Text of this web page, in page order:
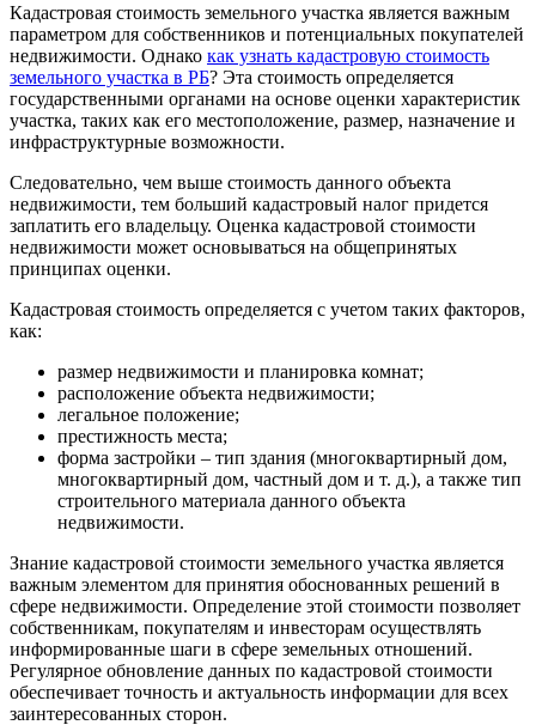
Кадастровая стоимость земельного участка является важным
параметром для собственников и потенциальных покупателей
недвижимости. Однако как узнать кадастровую стоимость
земельного участка в РБ? Эта стоимость определяется
государственными органами на основе оценки характеристик
участка, таких как его местоположение, размер, назначение и
инфраструктурные возможности.
Следовательно, чем выше стоимость данного объекта
недвижимости, тем больший кадастровый налог придется
заплатить его владельцу. Оценка кадастровой стоимости
недвижимости может основываться на общепринятых
принципах оценки.
Кадастровая стоимость определяется с учетом таких факторов,
как:
размер недвижимости и планировка комнат;
расположение объекта недвижимости;
легальное положение;
престижность места;
форма застройки – тип здания (многоквартирный дом,
многоквартирный дом, частный дом и т. д.), а также тип
строительного материала данного объекта
недвижимости.
Знание кадастровой стоимости земельного участка является
важным элементом для принятия обоснованных решений в
сфере недвижимости. Определение этой стоимости позволяет
собственникам, покупателям и инвесторам осуществлять
информированные шаги в сфере земельных отношений.
Регулярное обновление данных по кадастровой стоимости
обеспечивает точность и актуальность информации для всех
заинтересованных сторон.